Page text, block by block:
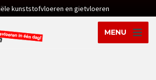
kunststofvloeren en gietvloeren
MENU